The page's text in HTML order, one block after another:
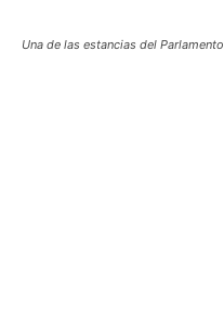
Una de las estancias del Parlamento